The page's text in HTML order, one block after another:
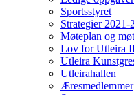
Sportsstyret
Strategier 2021-
Møteplan og
Lov for Utleira
Utleira
Utleirahallen
Æresmedlemmer